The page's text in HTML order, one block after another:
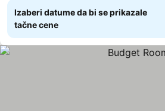
Izaberi datume da bi se prikazale
tačne cene